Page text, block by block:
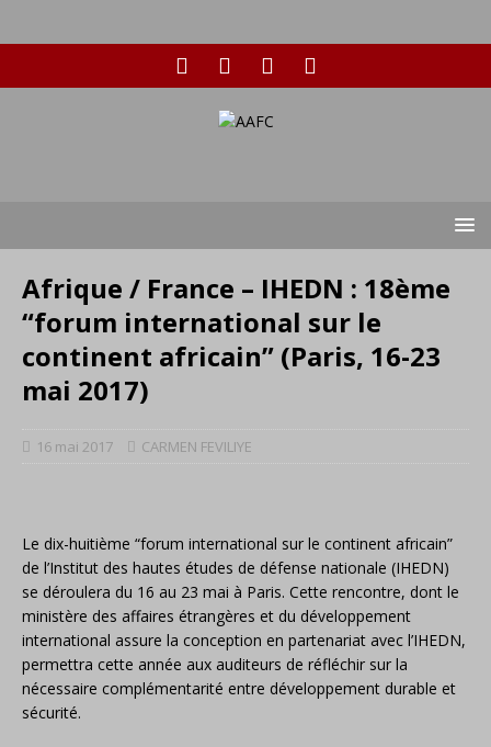
Afrique / France – IHEDN : 18ème
“forum international sur le
continent africain” (Paris, 16-23
mai 2017)
16 mai 2017 CARMEN FEVILIYE
Le dix-huitième “forum international sur le continent africain”
de l’Institut des hautes études de défense nationale (IHEDN)
se déroulera du 16 au 23 mai à Paris. Cette rencontre, dont le
ministère des affaires étrangères et du développement
international assure la conception en partenariat avec l’IHEDN,
permettra cette année aux auditeurs de réfléchir sur la
nécessaire complémentarité entre développement durable et
sécurité.